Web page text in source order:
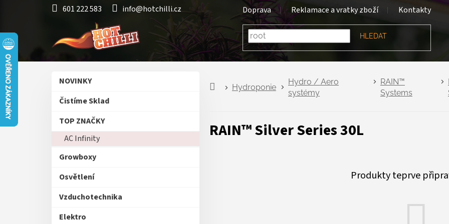
601 222 583 info@hotchilli.cz Doprava Reklamace a vratky zboží Kontakty
HLEDAT
a
Přeskočit
NOVINKY
Čistíme Sklad
TOP ZNAČKY
AC Infinity
Growboxy
Osvětlení
Vzduchotechnika
Elektro
Hydroponie
Hydro / Aero
systémy
RAIN™
Systems
RAIN™ Silver Series 30L
Produkty teprve